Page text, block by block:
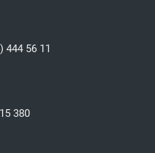
444 56 11
380